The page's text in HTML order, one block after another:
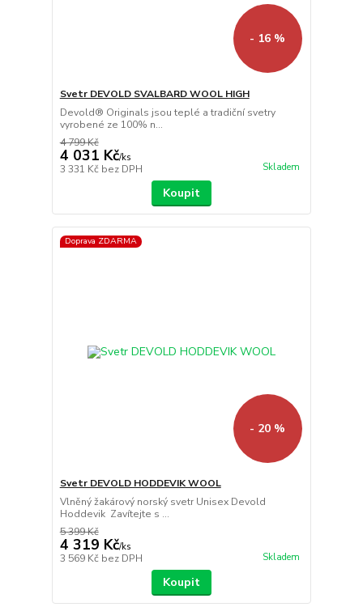
- 16 %
Svetr DEVOLD SVALBARD WOOL HIGH
Devold® Originals jsou teplé a tradiční svetry
vyrobené ze 100% n...
4 799 Kč
4 031 Kč/ks
3 331 Kč bez DPH Skladem
Koupit
Doprava ZDARMA
- 20 %
Svetr DEVOLD HODDEVIK WOOL
Vlněný žakárový norský svetr Unisex Devold
Hoddevik Zavítejte s ...
5 399 Kč
4 319 Kč/ks
3 569 Kč bez DPH Skladem
Koupit